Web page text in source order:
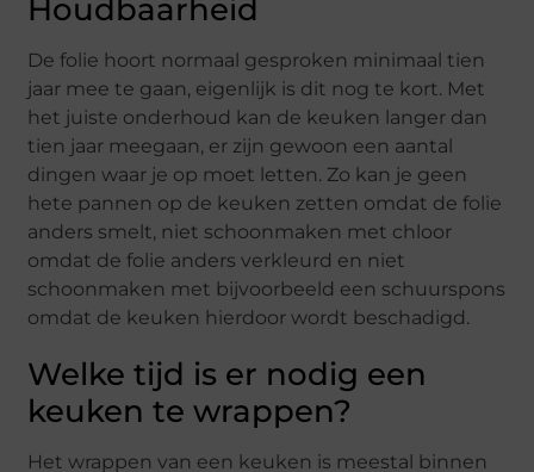
Houdbaarheid
De folie hoort normaal gesproken minimaal tien
jaar mee te gaan, eigenlijk is dit nog te kort. Met
het juiste onderhoud kan de keuken langer dan
tien jaar meegaan, er zijn gewoon een aantal
dingen waar je op moet letten. Zo kan je geen
hete pannen op de keuken zetten omdat de folie
anders smelt, niet schoonmaken met chloor
omdat de folie anders verkleurd en niet
schoonmaken met bijvoorbeeld een schuurspons
omdat de keuken hierdoor wordt beschadigd.
Welke tijd is er nodig een
keuken te wrappen?
Het wrappen van een keuken is meestal binnen